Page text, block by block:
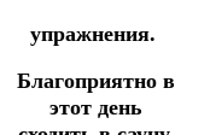
упражнения.
Благоприятно в
этот день